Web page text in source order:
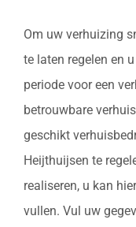
Om uw verhuizing
te laten regelen en
periode voor een
betrouwbare
geschikt
Heijthuijsen te
realiseren, u kan
vullen. Vul uw